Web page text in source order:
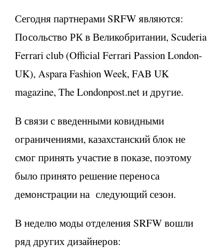
Сегодня партнерами SRFW являются:
Посольство РК в Великобритании, Scuderia
Ferrari club (Official Ferrari Passion London-
UK), Aspara Fashion Week, FAB UK
magazine, The Londonpost.net и другие.
В связи с введенными ковидными
ограничениями, казахстанский блок не
смог принять участие в показе, поэтому
было принято решение переноса
демонстрации на следующий сезон.
В неделю моды отделения SRFW вошли
ряд других дизайнеров: